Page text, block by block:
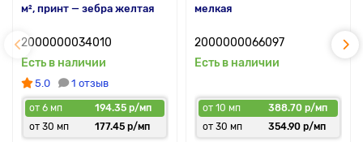
м², принт — зебра желтая
2000000034010
Есть в наличии
5.0 1 отзыв
от 6 мп
194.35 р/мп
от 30 мп
177.45 р/мп
мелкая
2000000066097
Есть в наличии
от 10 мп
388.70 р/мп
от 30 мп
354.90 р/мп